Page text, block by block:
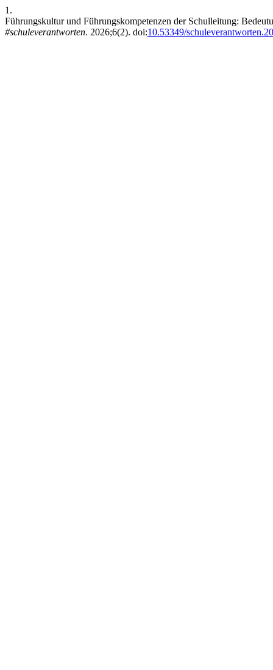
1.
Führungskultur und Führungskompetenzen der Schulleitung:
#schuleverantworten. 2026;6(2). doi:10.53349/